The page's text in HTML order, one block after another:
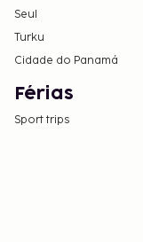
Seul
Turku
Cidade do Panamá
Férias
Sport trips